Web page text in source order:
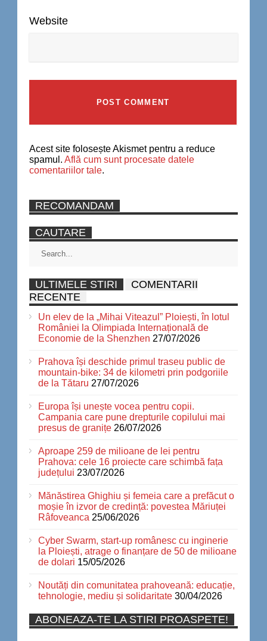
Website
Acest site folosește Akismet pentru a reduce
spamul. Află cum sunt procesate datele
comentariilor tale.
RECOMANDAM
CAUTARE
ULTIMELE STIRI
COMENTARII
RECENTE
Un elev de la „Mihai Viteazul” Ploiești, în lotul
României la Olimpiada Internațională de
Economie de la Shenzhen 27/07/2026
Prahova își deschide primul traseu public de
mountain-bike: 34 de kilometri prin podgoriile
de la Tătaru 27/07/2026
Europa își unește vocea pentru copii.
Campania care pune drepturile copilului mai
presus de granițe 26/07/2026
Aproape 259 de milioane de lei pentru
Prahova: cele 16 proiecte care schimbă fața
județului 23/07/2026
Mănăstirea Ghighiu și femeia care a prefăcut o
moșie în izvor de credință: povestea Măriuței
Râfoveanca 25/06/2026
Cyber Swarm, start-up românesc cu inginerie
la Ploiești, atrage o finanțare de 50 de milioane
de dolari 15/05/2026
Noutăți din comunitatea prahoveană: educație,
tehnologie, mediu și solidaritate 30/04/2026
ABONEAZA-TE LA STIRI PROASPETE!